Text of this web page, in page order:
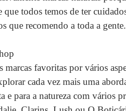
que todos temos de ter
que recomendo a toda a gente.
marcas favoritas por vários
cada vez mais uma
e para a natureza com vários